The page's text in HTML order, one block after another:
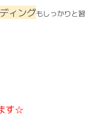
ィングもしっかりと習
す☆